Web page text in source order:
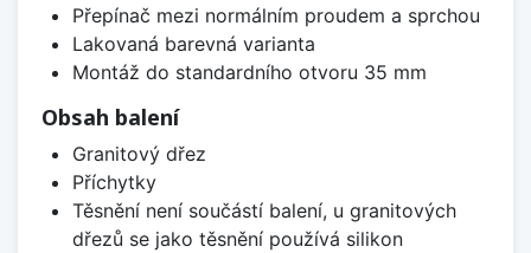
Přepínač mezi normálním proudem a sprchou
Lakovaná barevná varianta
Montáž do standardního otvoru 35 mm
Obsah balení
Granitový dřez
Příchytky
Těsnění není součástí balení, u granitových
dřezů se jako těsnění používá silikon